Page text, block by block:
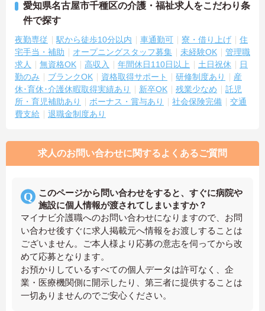
愛知県名古屋市千種区の介護・福祉求人をこだわり条
件で探す
夜勤専従 駅から徒歩10分以内 車通勤可 寮・借り上げ
住
宅手当・補助
オープニングスタッフ募集 未経験OK
管理職
求人
無資格OK 高収入 年間休日110日以上 土日祝休
日
勤のみ
ブランクOK 資格取得サポート 研修制度あり
産
休･育休･介護休暇取得実績あり
新卒OK 残業少なめ
託児
所・育児補助あり
ボーナス・賞与あり 社会保険完備
交通
費支給
退職金制度あり
求人のお問い合わせに関するよくあるご質問
このページから問い合わせをすると、すぐに病院や
施設に個人情報が渡されてしまいますか？
マイナビ介護職へのお問い合わせになりますので、お問
い合わせ後すぐに求人掲載元へ情報をお渡しすることは
ございません。ご本人様より応募の意志を伺ってから改
めて応募となります。
お預かりしているすべての個人データは許可なく、企
業・医療機関側に開示したり、第三者に提供することは
一切ありませんのでご安心ください。